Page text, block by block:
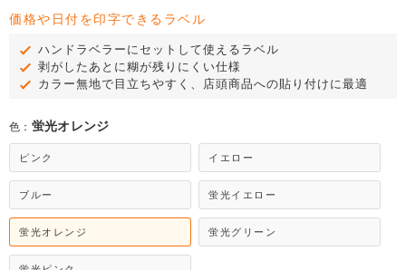
価格や日付を印字できるラベル
ハンドラベラーにセットして使えるラベル
剥がしたあとに糊が残りにくい仕様
カラー無地で目立ちやすく、店頭商品への貼り付けに最適
色： 蛍光オレンジ
ピンク イエロー
ブルー 蛍光イエロー
蛍光オレンジ 蛍光グリーン